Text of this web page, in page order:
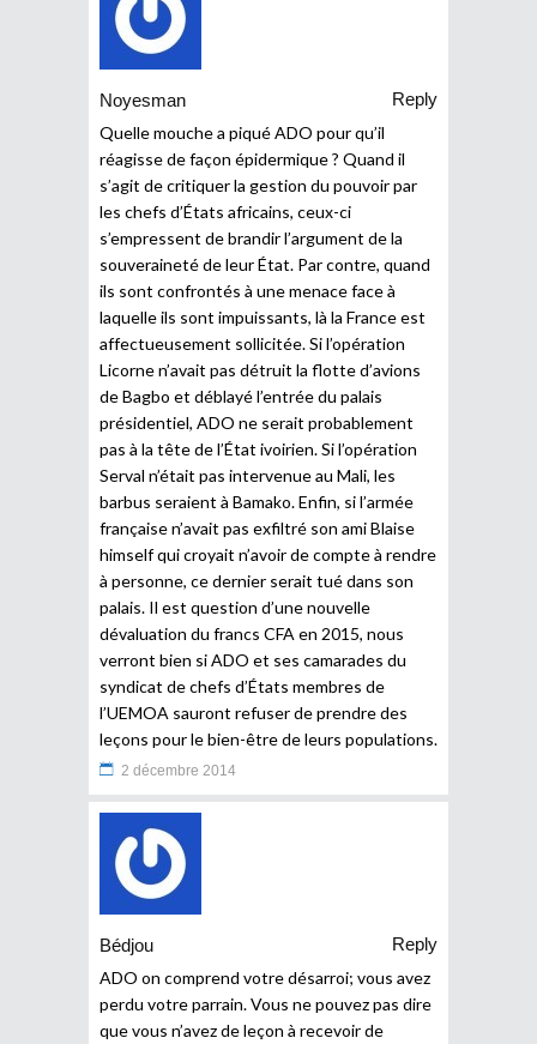
Noyesman
Reply
Quelle mouche a piqué ADO pour qu’il
réagisse de façon épidermique ? Quand il
s’agit de critiquer la gestion du pouvoir par
les chefs d’États africains, ceux-ci
s’empressent de brandir l’argument de la
souveraineté de leur État. Par contre, quand
ils sont confrontés à une menace face à
laquelle ils sont impuissants, là la France est
affectueusement sollicitée. Si l’opération
Licorne n’avait pas détruit la flotte d’avions
de Bagbo et déblayé l’entrée du palais
présidentiel, ADO ne serait probablement
pas à la tête de l’État ivoirien. Si l’opération
Serval n’était pas intervenue au Mali, les
barbus seraient à Bamako. Enfin, si l’armée
française n’avait pas exfiltré son ami Blaise
himself qui croyait n’avoir de compte à rendre
à personne, ce dernier serait tué dans son
palais. Il est question d’une nouvelle
dévaluation du francs CFA en 2015, nous
verront bien si ADO et ses camarades du
syndicat de chefs d’États membres de
l’UEMOA sauront refuser de prendre des
leçons pour le bien-être de leurs populations.
2 décembre 2014
Bédjou
Reply
ADO on comprend votre désarroi; vous avez
perdu votre parrain. Vous ne pouvez pas dire
que vous n’avez de leçon à recevoir de